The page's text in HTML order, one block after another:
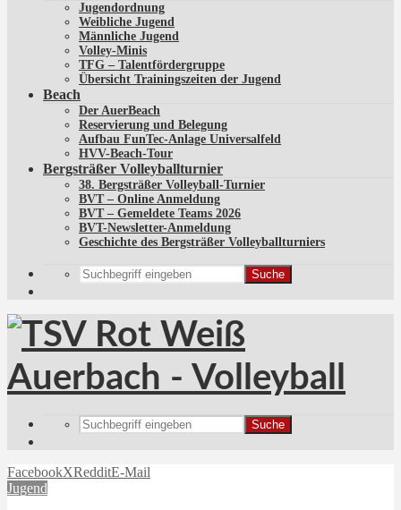
Jugendordnung
Weibliche Jugend
Männliche Jugend
Volley-Minis
TFG – Talentfördergruppe
Übersicht Trainingszeiten der Jugend
Beach
Der AuerBeach
Reservierung und Belegung
Aufbau FunTec-Anlage Universalfeld
HVV-Beach-Tour
Bergsträßer Volleyballturnier
38. Bergsträßer Volleyball-Turnier
BVT – Online Anmeldung
BVT – Gemeldete Teams 2026
BVT-Newsletter-Anmeldung
Geschichte des Bergsträßer Volleyballturniers
Suche
Suche
FacebookXRedditE-Mail
Jugend